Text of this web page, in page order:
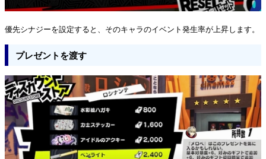
優先シナジーを設定すると、そのキャラのイベント発生率が上昇します。
プレゼントを渡す